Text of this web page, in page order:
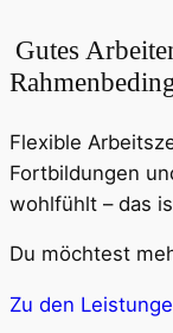
Gutes
Flexible
Fortbildungen
wohlfühlt – das
Du möchtest
Zu den